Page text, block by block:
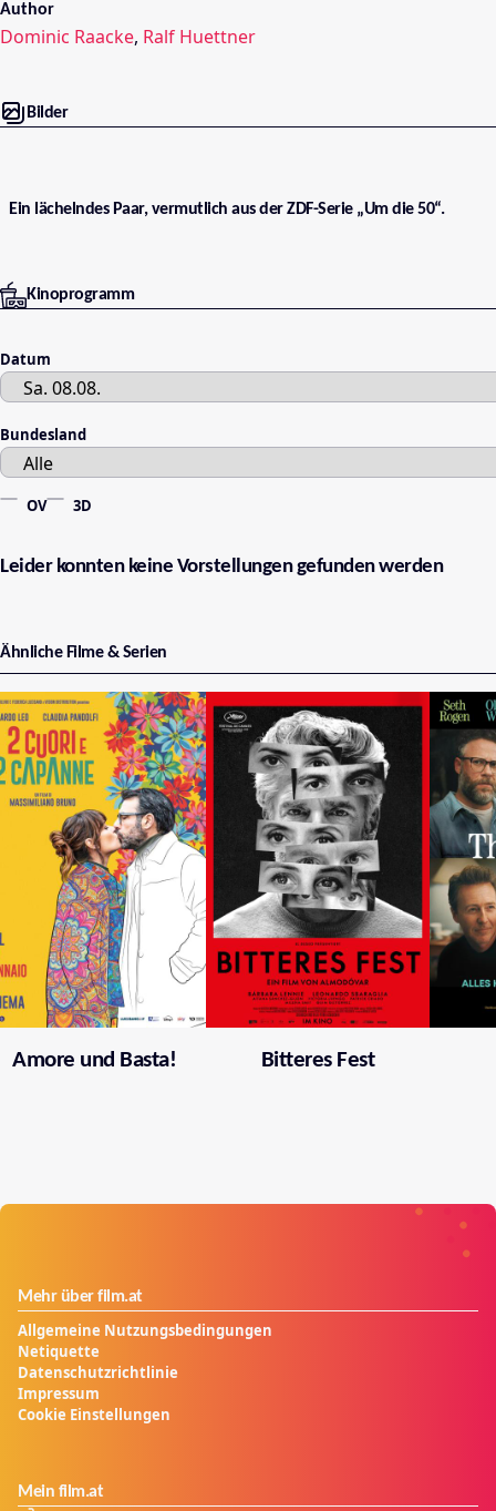
Author
Dominic Raacke, Ralf Huettner
Bilder
Ein lächelndes Paar, vermutlich aus der ZDF-Serie „Um die 50“.
Kinoprogramm
Datum
Bundesland
OV 3D
Leider konnten keine Vorstellungen gefunden werden
Ähnliche Filme & Serien
Amore und Basta! Bitteres Fest
Mehr über film.at
Allgemeine Nutzungsbedingungen
Netiquette
Datenschutzrichtlinie
Impressum
Cookie Einstellungen
Mein film.at